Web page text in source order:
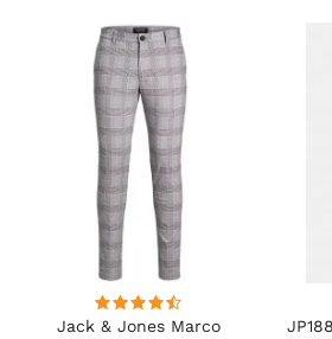
Jack & Jones Marco